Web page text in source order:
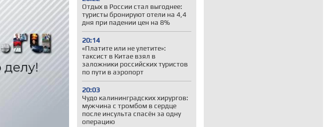
Отдых в России стал выгоднее:
туристы бронируют отели на 4,4
дня при падении цен на 8%
20:14
«Платите или не улетите»:
таксист в Китае взял в
заложники российских туристов
по пути в аэропорт
20:03
Чудо калининградских хирургов:
мужчина с тромбом в сердце
после инсульта спасён за одну
операцию